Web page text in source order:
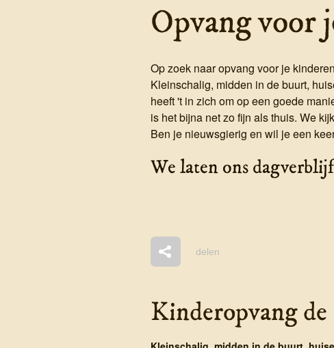
Opvang voor
Op zoek naar opvang voor je
Kleinschalig, midden in de buurt,
heeft 't in zich om op een goede
is het bijna net zo fijn als thuis. We
Ben je nieuwsgierig en wil je een
We laten ons
delen
Kinder­opvang